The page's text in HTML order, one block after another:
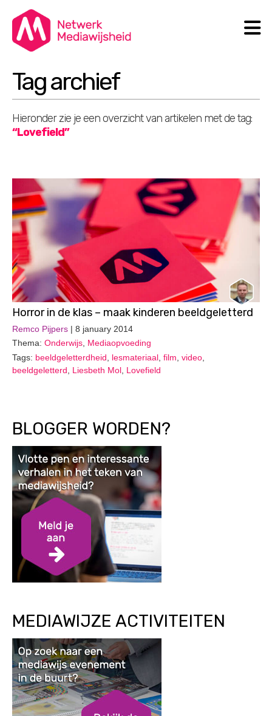
Search
Tag archief
Hieronder zie je een overzicht van artikelen met de tag:
“Lovefield”
Horror in de klas – maak kinderen beeldgeletterd
Remco Pijpers | 8 january 2014
Thema: Onderwijs, Mediaopvoeding
Tags: beeldgeletterdheid, lesmateriaal, film, video,
beeldgeletterd, Liesbeth Mol, Lovefield
BLOGGER WORDEN?
MEDIAWIJZE ACTIVITEITEN